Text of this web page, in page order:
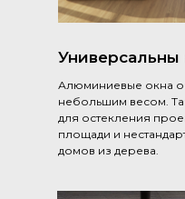
Алюминиевые окна
небольшим весом.
для остекления
площади и
домов из дерева.